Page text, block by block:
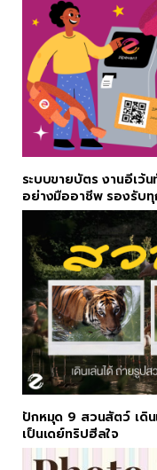
ระบบขายบัตร งานอีเว้
อย่างมืออาชีพ รองรับทุ
ปักหมุด 9 สวนสัตว์ เดิน
เป็นเดย์ทริปฮีลใจ